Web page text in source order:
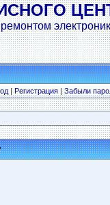
|Регистрация|Забыли